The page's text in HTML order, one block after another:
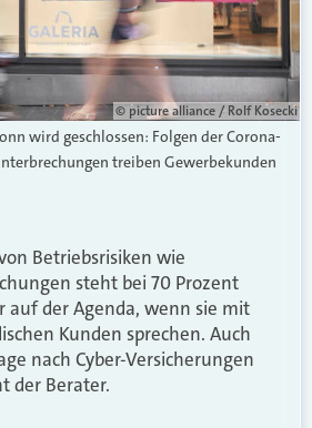
© picture alliance / Rolf Kosecki
wird geschlossen: Folgen der Corona-
treiben Gewerbekunden
Betriebsrisiken wie
steht bei 70 Prozent
auf der Agenda, wenn sie mit
Kunden sprechen. Auch
nach Cyber-Versicherungen
der Berater.